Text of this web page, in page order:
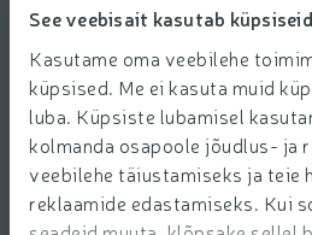
See veebisait kasutab küpsiseid
Kasutame oma veebilehe
küpsised. Me ei kasuta muid
luba. Küpsiste lubamisel
kolmanda osapoole jõudlus- ja
veebilehe täiustamiseks ja teie
reklaamide edastamiseks. Kui